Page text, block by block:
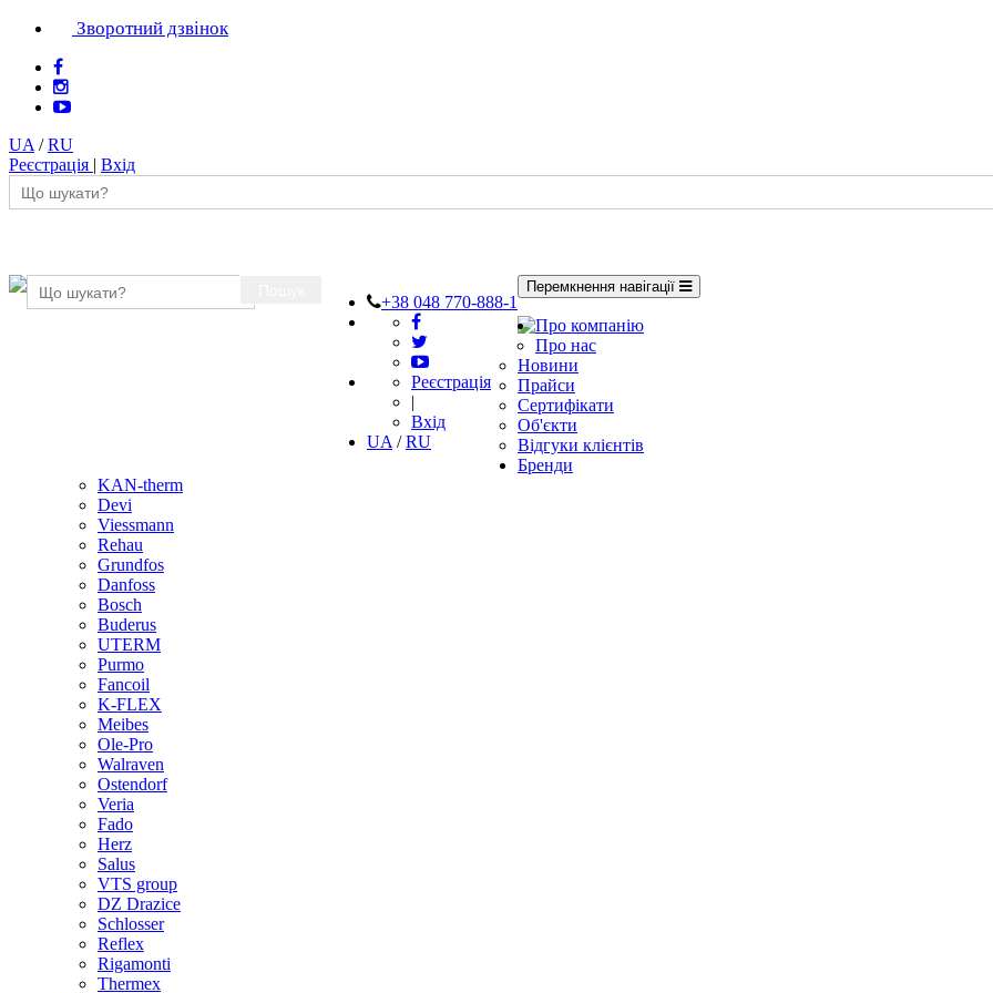
Зворотний дзвінок
UA /RU
Реєстрація | Вхід
+38 048 770-888-1
Реєстрація
|
Вхід
UA /RU
Перемкнення навігації
Про компанію
Про нас
Новини
Прайси
Сертифікати
Об'єкти
Відгуки клієнтів
Бренди
KAN-therm
Devi
Viessmann
Rehau
Grundfos
Danfoss
Bosch
Buderus
UTERM
Purmo
Fancoil
K-FLEX
Meibes
Ole-Pro
Walraven
Ostendorf
Veria
Fado
Herz
Salus
VTS group
DZ Drazice
Schlosser
Reflex
Rigamonti
Thermex